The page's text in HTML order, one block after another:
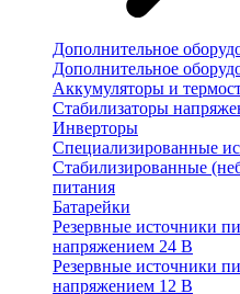
Дополнительное
Дополнительное
Аккумуляторы и
Стабилизаторы
Инверторы
Специализированные
Стабилизированные
питания
Батарейки
Резервные источники
напряжением 24 В
Резервные источники
напряжением 12 В